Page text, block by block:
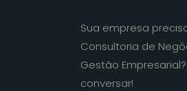
Sua empresa
Consultoria de
Gestão
conversar!